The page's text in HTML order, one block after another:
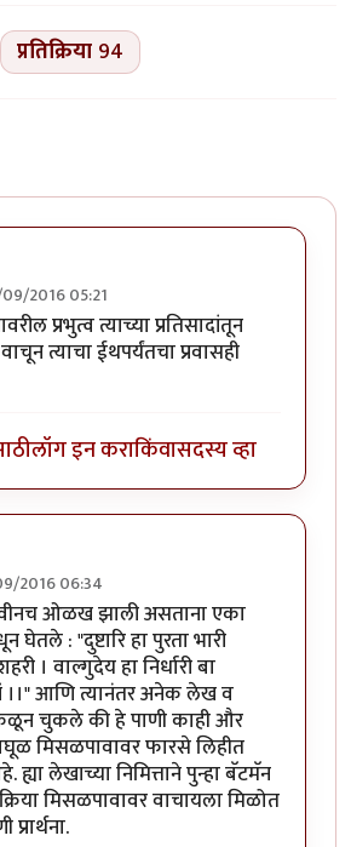
प्रतिक्रिया 94
09/2016 05:21
प्रभुत्व त्याच्या प्रतिसादांतून
त्याचा ईथपर्यंतचा प्रवासही
लॉग इन कराकिंवासदस्य व्हा
2016 06:34
ओळख झाली असताना एका
घेतले : "दुष्टारि हा पुरता भारी
। वाल्गुदेय हा निर्धारी बा
।।" आणि त्यानंतर अनेक लेख व
कळून चुकले की हे पाणी काही और
मिसळपावावर फारसे लिहीत
ह्या लेखाच्या निमित्ताने पुन्हा बॅटमॅन
मिसळपावावर वाचायला मिळोत